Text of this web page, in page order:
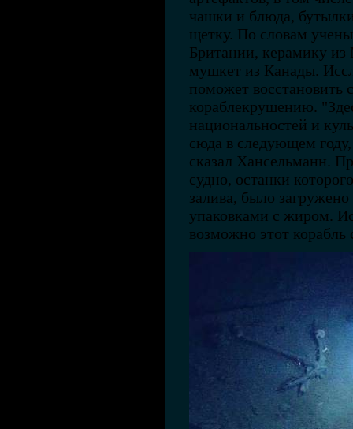
чашки и блюда,
щетку. По словам
Британии, керамику
мушкет из Канады.
поможет восстановить
кораблекрушению.
национальностей и
сюда в следующем
сказал Хансельманн.
судно, останки
залива, было
упаковками с жиром.
возможно этот корабль